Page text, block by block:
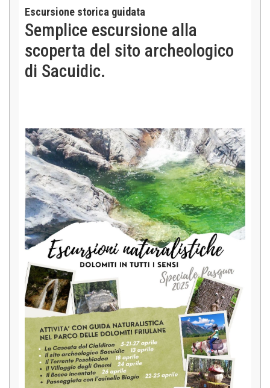
Escursione storica guidata
Semplice escursione alla
scoperta del sito archeologico
di Sacuidic.